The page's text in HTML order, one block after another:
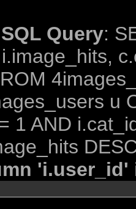
Query:
u
1 AND